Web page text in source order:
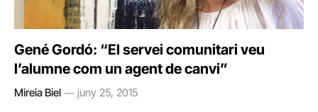
Gené Gordó: “El servei comunitari veu
l’alumne com un agent de canvi”
Mireia Biel juny 25, 2015